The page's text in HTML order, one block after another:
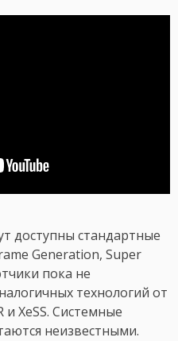
доступны стандартные
Generation, Super
пока не
технологий от
и XeSS. Системные
неизвестными.